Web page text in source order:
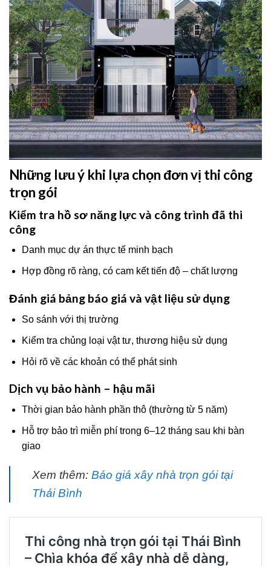
Những lưu ý khi lựa chọn đơn vị thi công
trọn gói
Kiểm tra hồ sơ năng lực và công trình đã thi
công
Danh mục dự án thực tế minh bạch
Hợp đồng rõ ràng, có cam kết tiến độ – chất lượng
Đánh giá bảng báo giá và vật liệu sử dụng
So sánh với thị trường
Kiểm tra chủng loại vật tư, thương hiệu sử dụng
Hỏi rõ về các khoản có thể phát sinh
Dịch vụ bảo hành – hậu mãi
Thời gian bảo hành phần thô (thường từ 5 năm)
Hỗ trợ bảo trì miễn phí trong 6–12 tháng sau khi bàn
giao
Xem thêm: Báo giá xây nhà trọn gói tại
Thái Bình